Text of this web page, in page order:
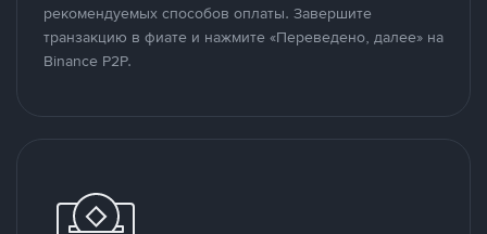
рекомендуемых способов оплаты. Завершите
транзакцию в фиате и нажмите «Переведено, далее» на
Binance P2P.